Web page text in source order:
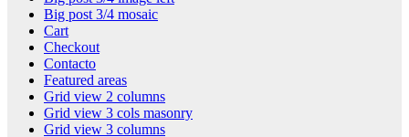
Big post 3/4 mosaic
Cart
Checkout
Contacto
Featured areas
Grid view 2 columns
Grid view 3 cols masonry
Grid view 3 columns